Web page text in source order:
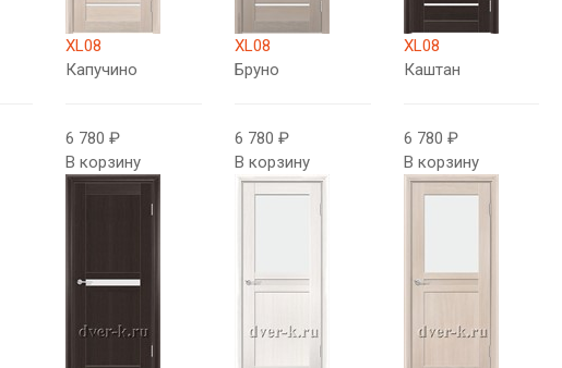
XL08
Капучино
6 780 ₽
В корзину
XL08
Бруно
6 780 ₽
В корзину
XL08
Каштан
6 780 ₽
В корзину